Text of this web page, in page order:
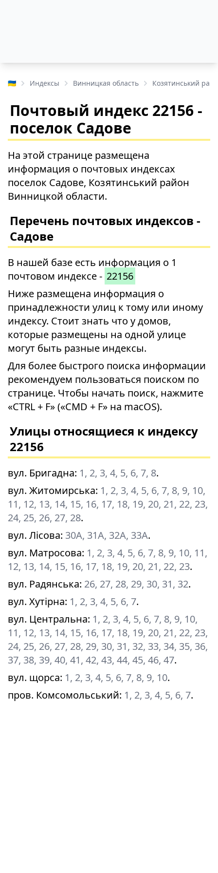
🇺🇦 Индексы Винницкая область Козятинський
Почтовый индекс 22156 -
поселок Садове
На этой странице размещена
информация о почтовых индексах
поселок Садове, Козятинський район
Винницкой области.
Перечень почтовых индексов -
Садове
В нашей базе есть информация о 1
почтовом индексе - 22156
Ниже размещена информация о
принадлежности улиц к тому или иному
индексу. Стоит знать что у домов,
которые размещены на одной улице
могут быть разные индексы.
Для более быстрого поиска информации
рекомендуем пользоваться поиском по
странице. Чтобы начать поиск, нажмите
«CTRL + F» («CMD + F» на macOS).
Улицы относящиеся к индексу
22156
вул. Бригадна: 1, 2, 3, 4, 5, 6, 7, 8.
вул. Житомирська: 1, 2, 3, 4, 5, 6, 7, 8, 9, 10,
11, 12, 13, 14, 15, 16, 17, 18, 19, 20, 21, 22, 23,
24, 25, 26, 27, 28.
вул. Лісова: 30А, 31А, 32А, 33А.
вул. Матросова: 1, 2, 3, 4, 5, 6, 7, 8, 9, 10, 11,
12, 13, 14, 15, 16, 17, 18, 19, 20, 21, 22, 23.
вул. Радянська: 26, 27, 28, 29, 30, 31, 32.
вул. Хутірна: 1, 2, 3, 4, 5, 6, 7.
вул. Центральна: 1, 2, 3, 4, 5, 6, 7, 8, 9, 10,
11, 12, 13, 14, 15, 16, 17, 18, 19, 20, 21, 22, 23,
24, 25, 26, 27, 28, 29, 30, 31, 32, 33, 34, 35, 36,
37, 38, 39, 40, 41, 42, 43, 44, 45, 46, 47.
вул. щорса: 1, 2, 3, 4, 5, 6, 7, 8, 9, 10.
пров. Комсомольський: 1, 2, 3, 4, 5, 6, 7.